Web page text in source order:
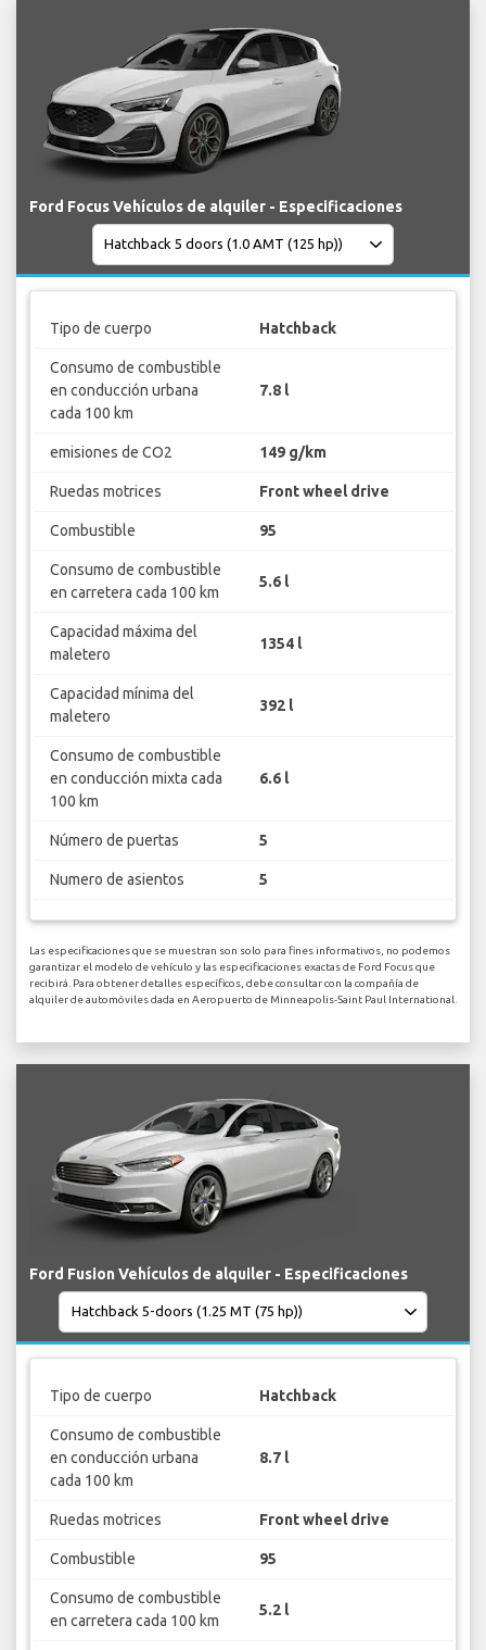
Ford Focus Vehículos de alquiler - Especificaciones
Tipo de cuerpo Hatchback
Consumo de combustible
en conducción urbana
cada 100 km
7.8 l
emisiones de CO2 149 g/km
Ruedas motrices Front wheel drive
Combustible 95
Consumo de combustible
en carretera cada 100 km
5.6 l
Capacidad máxima del
maletero
1354 l
Capacidad mínima del
maletero
392 l
Consumo de combustible
en conducción mixta cada
100 km
6.6 l
Número de puertas 5
Numero de asientos 5
Las especificaciones que se muestran son solo para fines informativos, no podemos
garantizar el modelo de vehículo y las especificaciones exactas de Ford Focus que
recibirá. Para obtener detalles específicos, debe consultar con la compañía de
alquiler de automóviles dada en Aeropuerto de Minneapolis-Saint Paul International.
Ford Fusion Vehículos de alquiler - Especificaciones
Tipo de cuerpo Hatchback
Consumo de combustible
en conducción urbana
cada 100 km
8.7 l
Ruedas motrices Front wheel drive
Combustible 95
Consumo de combustible
en carretera cada 100 km
5.2 l